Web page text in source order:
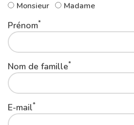
Monsieur
Madame
Prénom*
Nom de famille*
E-mail*